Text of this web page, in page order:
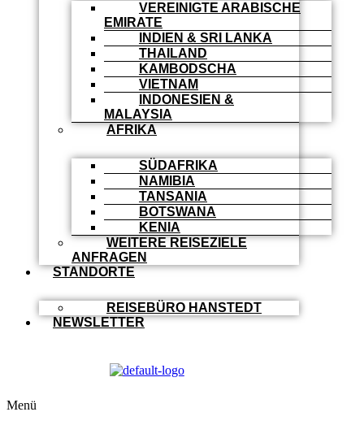
VEREINIGTE ARABISCHE
EMIRATE
INDIEN & SRI LANKA
THAILAND
KAMBODSCHA
VIETNAM
INDONESIEN &
MALAYSIA
AFRIKA
SÜDAFRIKA
NAMIBIA
TANSANIA
BOTSWANA
KENIA
WEITERE REISEZIELE
ANFRAGEN
STANDORTE
REISEBÜRO HANSTEDT
NEWSLETTER
Menü